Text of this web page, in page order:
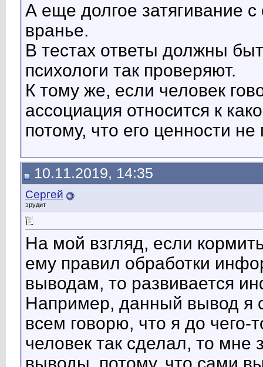
А еще долгое затягивание
вранье.
В тестах ответы должны
психологи так проверяют.
К тому же, если человек
ассоциация относится к
потому, что его ценности
10.11.2019, 14:35
Сергей
эрудит
На мой взгляд, если
ему правил обработки
выводам, то развивается
Например, данный вывод я
всем говорю, что я до чего-
человек так сделал, то мне